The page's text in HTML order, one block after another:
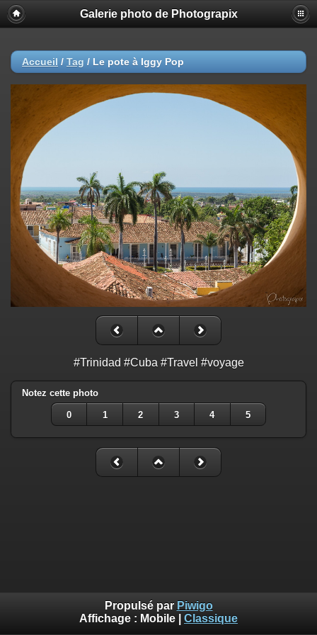
Galerie photo de Photograpix
Accueil / Tag / Le pote à Iggy Pop
#Trinidad #Cuba #Travel #voyage
Notez cette photo
0 1 2 3 4 5
Propulsé par Piwigo
Affichage : Mobile Classique